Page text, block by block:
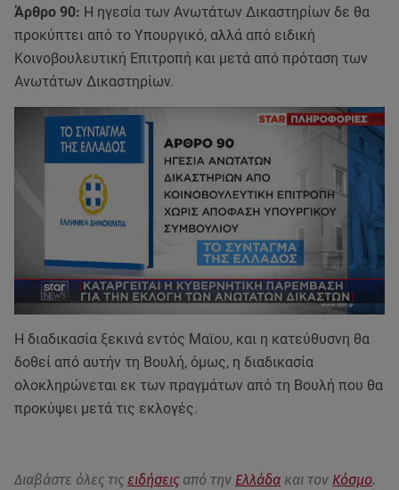
Άρθρο 90: Η ηγεσία των Ανωτάτων Δικαστηρίων δε θα
προκύπτει από το Υπουργικό, αλλά από ειδική
Κοινοβουλευτική Επιτροπή και μετά από πρόταση των
Ανωτάτων Δικαστηρίων.
Η διαδικασία ξεκινά εντός Μαϊου, και η κατεύθυσνη θα
δοθεί από αυτήν τη Βουλή, όμως, η διαδικασία
ολοκληρώνεται εκ των πραγμάτων από τη Βουλή που θα
προκύψει μετά τις εκλογές.
Διαβάστε όλες τις ειδήσεις από την Ελλάδα και τον Κόσμο.